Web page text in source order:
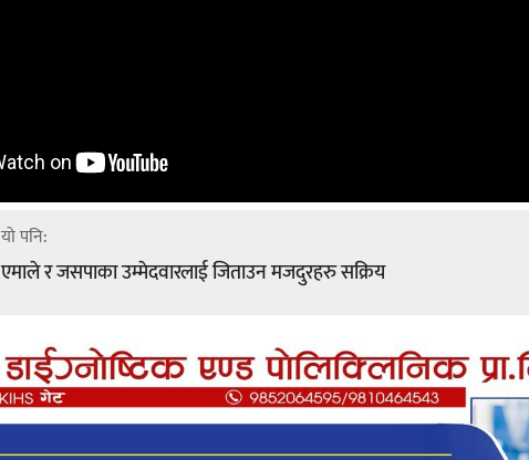
यो पनि:
एमाले र जसपाका उम्मेदवारलाई जिताउन मजदुरहरु सक्रिय